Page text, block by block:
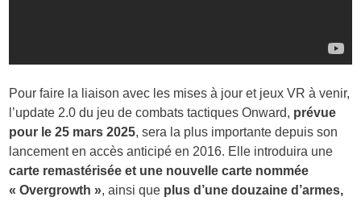
Pour faire la liaison avec les mises à jour et jeux VR à venir,
l’update 2.0 du jeu de combats tactiques Onward, prévue
pour le 25 mars 2025, sera la plus importante depuis son
lancement en accès anticipé en 2016. Elle introduira une
carte remastérisée et une nouvelle carte nommée
« Overgrowth », ainsi que plus d’une douzaine d’armes,